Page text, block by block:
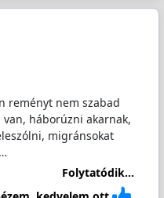
reményt nem szabad
háborúzni akarnak,
migránsokat
Folytatódik...